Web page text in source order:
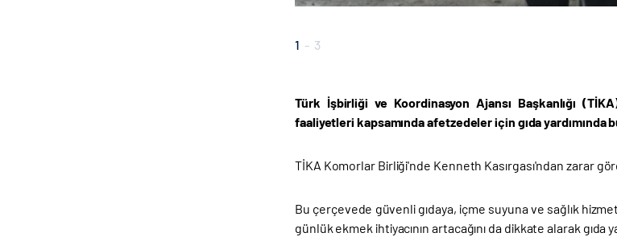
1 - 3
Türk İşbirliği ve Koordinasyon Ajansı Başkanlığı
faaliyetleri kapsamında afetzedeler için gıda yardımında
TİKA Komorlar Birliği'nde Kenneth Kasırgası'ndan zarar
Bu çerçevede güvenli gıdaya, içme suyuna ve sağlık
günlük ekmek ihtiyacının artacağını da dikkate alarak gıda